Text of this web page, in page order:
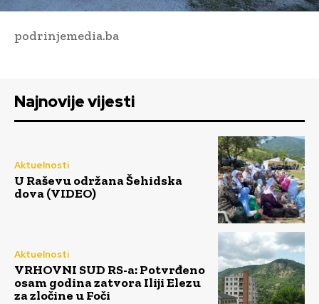
podrinjemedia.ba
Najnovije vijesti
Aktuelnosti
U Raševu održana Šehidska
dova (VIDEO)
Aktuelnosti
VRHOVNI SUD RS-a: Potvrđeno
osam godina zatvora Iliji Elezu
za zločine u Foči